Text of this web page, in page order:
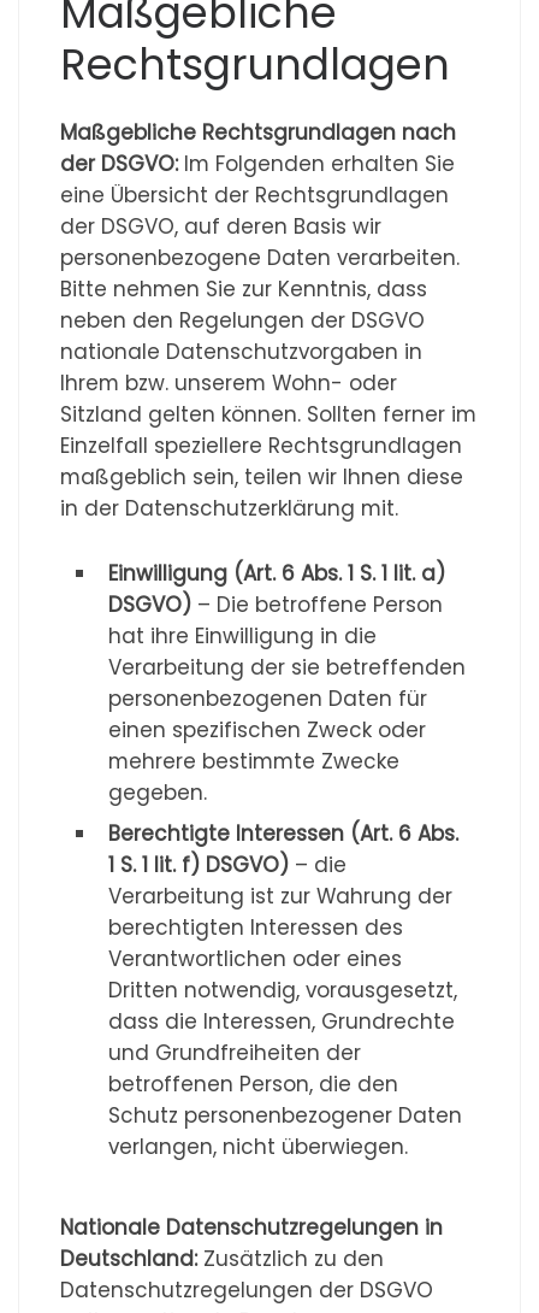
Maßgebliche
Rechtsgrundlagen
Maßgebliche Rechtsgrundlagen nach
der DSGVO: Im Folgenden erhalten Sie
eine Übersicht der Rechtsgrundlagen
der DSGVO, auf deren Basis wir
personenbezogene Daten verarbeiten.
Bitte nehmen Sie zur Kenntnis, dass
neben den Regelungen der DSGVO
nationale Datenschutzvorgaben in
Ihrem bzw. unserem Wohn- oder
Sitzland gelten können. Sollten ferner im
Einzelfall speziellere Rechtsgrundlagen
maßgeblich sein, teilen wir Ihnen diese
in der Datenschutzerklärung mit.
Einwilligung (Art. 6 Abs. 1 S. 1 lit. a)
DSGVO) – Die betroffene Person
hat ihre Einwilligung in die
Verarbeitung der sie betreffenden
personenbezogenen Daten für
einen spezifischen Zweck oder
mehrere bestimmte Zwecke
gegeben.
Berechtigte Interessen (Art. 6 Abs.
1 S. 1 lit. f) DSGVO) – die
Verarbeitung ist zur Wahrung der
berechtigten Interessen des
Verantwortlichen oder eines
Dritten notwendig, vorausgesetzt,
dass die Interessen, Grundrechte
und Grundfreiheiten der
betroffenen Person, die den
Schutz personenbezogener Daten
verlangen, nicht überwiegen.
Nationale Datenschutzregelungen in
Deutschland: Zusätzlich zu den
Datenschutzregelungen der DSGVO